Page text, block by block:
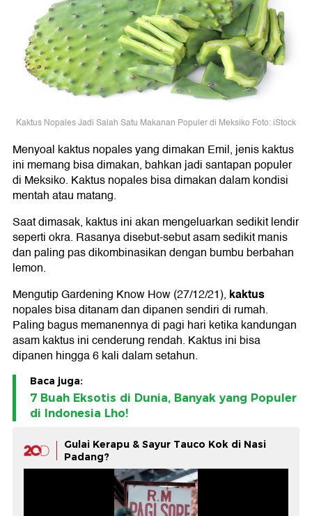
Kaktus Nopales Jadi Salah Satu Makanan Populer di Meksiko Foto: iStock
Menyoal kaktus nopales yang dimakan Emil, jenis kaktus
ini memang bisa dimakan, bahkan jadi santapan populer
di Meksiko. Kaktus nopales bisa dimakan dalam kondisi
mentah atau matang.
Saat dimasak, kaktus ini akan mengeluarkan sedikit lendir
seperti okra. Rasanya disebut-sebut asam sedikit manis
dan paling pas dikombinasikan dengan bumbu berbahan
lemon.
Mengutip Gardening Know How (27/12/21), kaktus
nopales bisa ditanam dan dipanen sendiri di rumah.
Paling bagus memanennya di pagi hari ketika kandungan
asam kaktus ini cenderung rendah. Kaktus ini bisa
dipanen hingga 6 kali dalam setahun.
Baca juga:
7 Buah Eksotis di Dunia, Banyak yang Populer
di Indonesia Lho!
Gulai Kerapu & Sayur Tauco Kok di Nasi
Padang?